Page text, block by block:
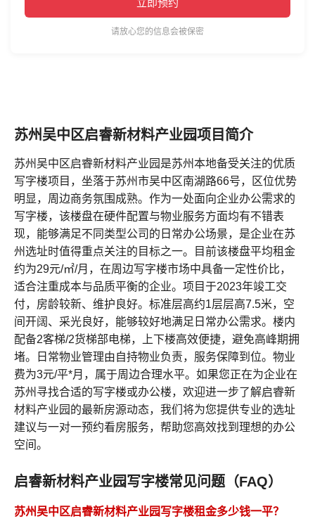
立即预约
请放心您的信息会被保密
苏州吴中区启睿新材料产业园项目简介
苏州吴中区启睿新材料产业园是苏州本地备受关注的优质
写字楼项目，坐落于苏州市吴中区南湖路66号，区位优势
明显，周边商务氛围成熟。作为一处面向企业办公需求的
写字楼，该楼盘在硬件配置与物业服务方面均有不错表
现，能够满足不同类型公司的日常办公场景，是企业在苏
州选址时值得重点关注的目标之一。目前该楼盘平均租金
约为29元/㎡/月，在周边写字楼市场中具备一定性价比，
适合注重成本与品质平衡的企业。项目于2023年竣工交
付，房龄较新、维护良好。标准层高约1层层高7.5米，空
间开阔、采光良好，能够较好地满足日常办公需求。楼内
配备2客梯/2货梯部电梯，上下楼高效便捷，避免高峰期拥
堵。日常物业管理由自持物业负责，服务保障到位。物业
费为3元/平*月，属于周边合理水平。如果您正在为企业在
苏州寻找合适的写字楼或办公楼，欢迎进一步了解启睿新
材料产业园的最新房源动态，我们将为您提供专业的选址
建议与一对一预约看房服务，帮助您高效找到理想的办公
空间。
启睿新材料产业园写字楼常见问题（FAQ）
苏州吴中区启睿新材料产业园写字楼租金多少钱一平？